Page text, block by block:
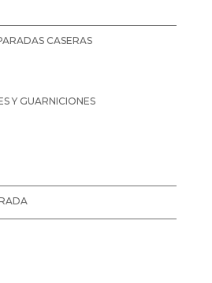
CASERAS
Y GUARNICIONES